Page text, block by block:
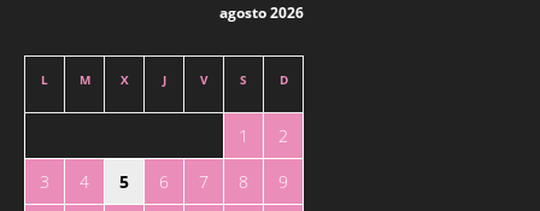
agosto 2026
L M X J V S D
1
2
3
4 5 6 7 8
9